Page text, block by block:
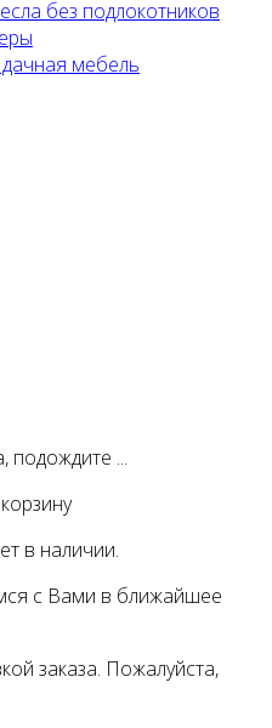
без подлокотников
мебель
подождите ...
в наличии.
с Вами в ближайшее
заказа. Пожалуйста,